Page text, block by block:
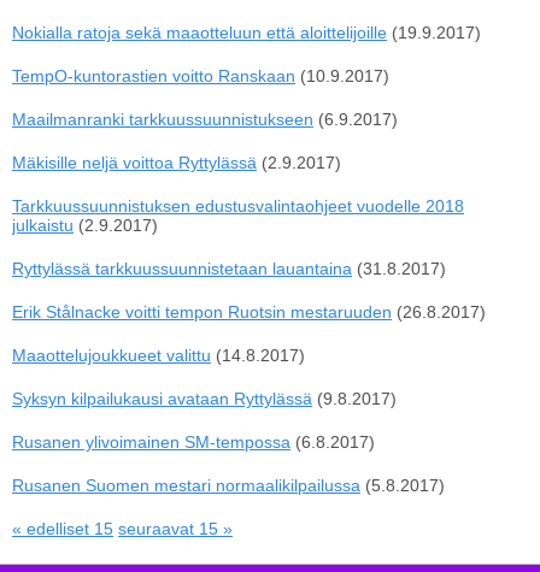
Nokialla ratoja sekä maaotteluun että aloittelijoille (19.9.2017)
TempO-kuntorastien voitto Ranskaan (10.9.2017)
Maailmanranki tarkkuussuunnistukseen (6.9.2017)
Mäkisille neljä voittoa Ryttylässä (2.9.2017)
Tarkkuussuunnistuksen edustusvalintaohjeet vuodelle 2018
julkaistu (2.9.2017)
Ryttylässä tarkkuussuunnistetaan lauantaina (31.8.2017)
Erik Stålnacke voitti tempon Ruotsin mestaruuden (26.8.2017)
Maaottelujoukkueet valittu (14.8.2017)
Syksyn kilpailukausi avataan Ryttylässä (9.8.2017)
Rusanen ylivoimainen SM-tempossa (6.8.2017)
Rusanen Suomen mestari normaalikilpailussa (5.8.2017)
« edelliset 15 seuraavat 15 »